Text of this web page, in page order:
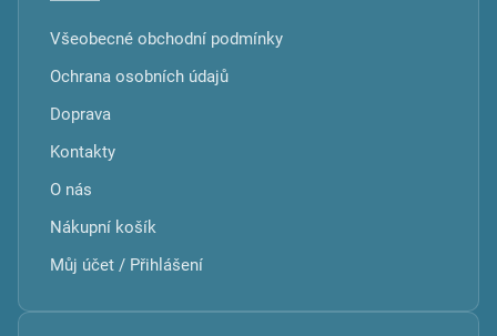
Všeobecné obchodní podmínky
Ochrana osobních údajů
Doprava
Kontakty
O nás
Nákupní košík
Můj účet / Přihlášení